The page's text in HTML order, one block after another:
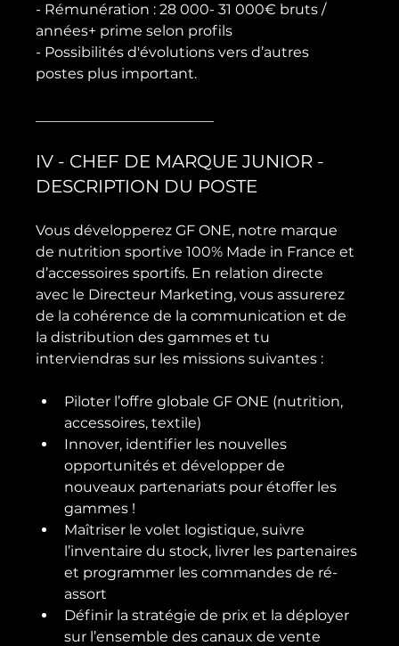
- Rémunération : 28 000- 31 000€ bruts /
années+ prime selon profils
- Possibilités d'évolutions vers d’autres
postes plus important.
IV - CHEF DE MARQUE JUNIOR -
DESCRIPTION DU POSTE
Vous développerez GF ONE, notre marque
de nutrition sportive 100% Made in France et
d’accessoires sportifs. En relation directe
avec le Directeur Marketing, vous assurerez
de la cohérence de la communication et de
la distribution des gammes et tu
Piloter l’offre globale GF ONE (nutrition,
accessoires, textile)
Innover, identifier les nouvelles
opportunités et développer de
nouveaux partenariats pour étoffer les
gammes !
Maîtriser le volet logistique, suivre
l’inventaire du stock, livrer les partenaires
et programmer les commandes de ré-
assort
Définir la stratégie de prix et la déployer
sur l’ensemble des canaux de vente